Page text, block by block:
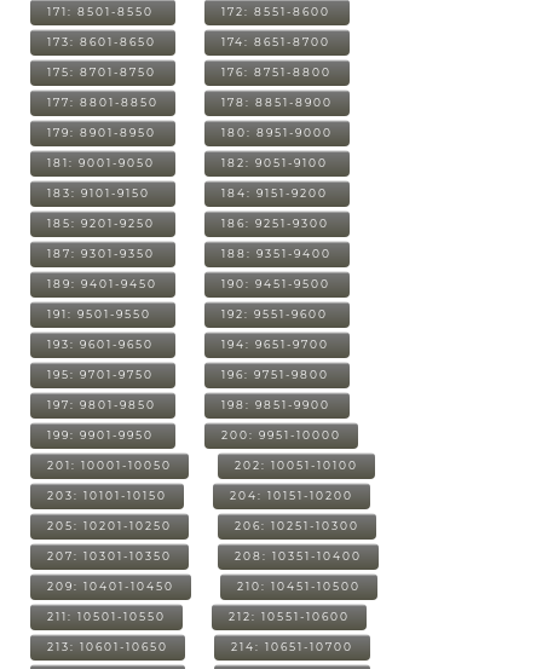
171: 8501-8550 172: 8551-8600
173: 8601-8650 174: 8651-8700
175: 8701-8750 176: 8751-8800
177: 8801-8850 178: 8851-8900
179: 8901-8950 180: 8951-9000
181: 9001-9050 182: 9051-9100
183: 9101-9150 184: 9151-9200
185: 9201-9250 186: 9251-9300
187: 9301-9350 188: 9351-9400
189: 9401-9450 190: 9451-9500
191: 9501-9550 192: 9551-9600
193: 9601-9650 194: 9651-9700
195: 9701-9750 196: 9751-9800
197: 9801-9850 198: 9851-9900
199: 9901-9950 200: 9951-10000
201: 10001-10050 202: 10051-10100
203: 10101-10150 204: 10151-10200
205: 10201-10250 206: 10251-10300
207: 10301-10350 208: 10351-10400
209: 10401-10450 210: 10451-10500
211: 10501-10550 212: 10551-10600
213: 10601-10650 214: 10651-10700